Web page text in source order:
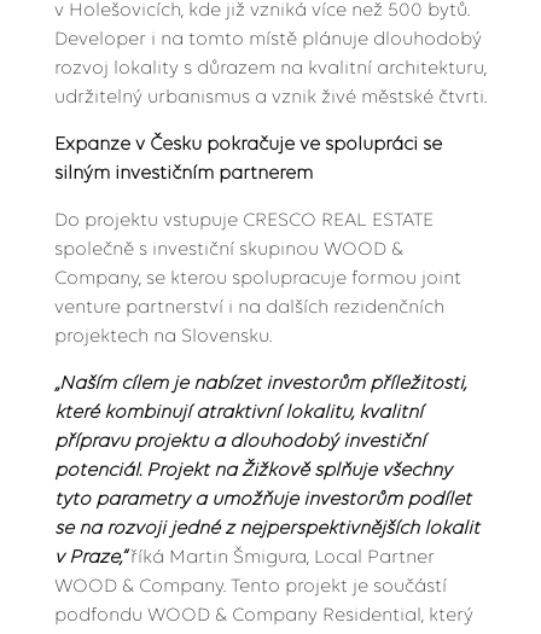
v Holešovicích, kde již vzniká více než 500 bytů.
Developer i na tomto místě plánuje dlouhodobý
rozvoj lokality s důrazem na kvalitní architekturu,
udržitelný urbanismus a vznik živé městské čtvrti.
Expanze v Česku pokračuje ve spolupráci se
silným investičním partnerem
Do projektu vstupuje CRESCO REAL ESTATE
společně s investiční skupinou WOOD &
Company, se kterou spolupracuje formou joint
venture partnerství i na dalších rezidenčních
projektech na Slovensku.
„Naším cílem je nabízet investorům příležitosti,
které kombinují atraktivní lokalitu, kvalitní
přípravu projektu a dlouhodobý investiční
potenciál. Projekt na Žižkově splňuje všechny
tyto parametry a umožňuje investorům podílet
se na rozvoji jedné z nejperspektivnějších lokalit
v Praze,“ říká Martin Šmigura, Local Partner
WOOD & Company. Tento projekt je součástí
podfondu WOOD & Company Residential, který